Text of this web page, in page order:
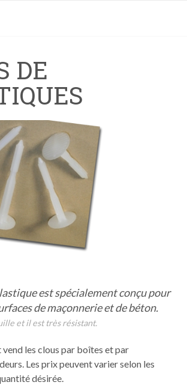
DE
est spécialement conçu pour
de maçonnerie et de béton.
et il est très résistant.
les clous par boîtes et par
Les prix peuvent varier selon les
désirée.